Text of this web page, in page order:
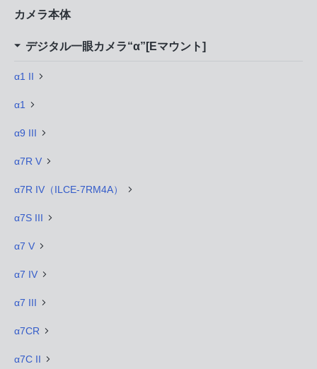
カメラ本体
デジタル一眼カメラ“α”[Eマウント]
α1 II
α1
α9 III
α7R V
α7R IV（ILCE-7RM4A）
α7S III
α7 V
α7 IV
α7 III
α7CR
α7C II